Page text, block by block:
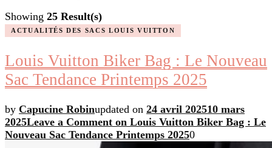
Showing 25 Result(s)
ACTUALITÉS DES SACS LOUIS VUITTON
Louis Vuitton Biker Bag : Le Nouveau
Sac Tendance Printemps 2025
by Capucine Robinupdated on 24 avril 202510 mars
2025Leave a Comment on Louis Vuitton Biker Bag : Le
Nouveau Sac Tendance Printemps 20250